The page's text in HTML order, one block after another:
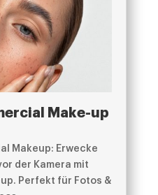
Make-up
Makeup: Erwecke
der Kamera mit
Perfekt für Fotos &